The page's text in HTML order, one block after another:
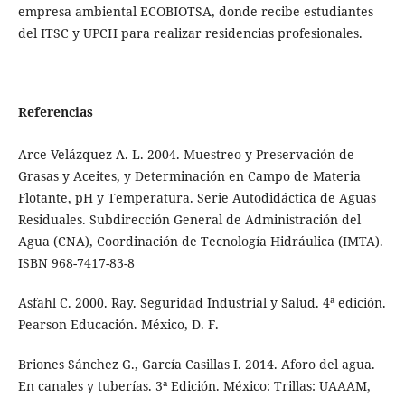
empresa ambiental ECOBIOTSA, donde recibe estudiantes
del ITSC y UPCH para realizar residencias profesionales.
Referencias
Arce Velázquez A. L. 2004. Muestreo y Preservación de
Grasas y Aceites, y Determinación en Campo de Materia
Flotante, pH y Temperatura. Serie Autodidáctica de Aguas
Residuales. Subdirección General de Administración del
Agua (CNA), Coordinación de Tecnología Hidráulica (IMTA).
ISBN 968-7417-83-8
Asfahl C. 2000. Ray. Seguridad Industrial y Salud. 4ª edición.
Pearson Educación. México, D. F.
Briones Sánchez G., García Casillas I. 2014. Aforo del agua.
En canales y tuberías. 3ª Edición. México: Trillas: UAAAM,